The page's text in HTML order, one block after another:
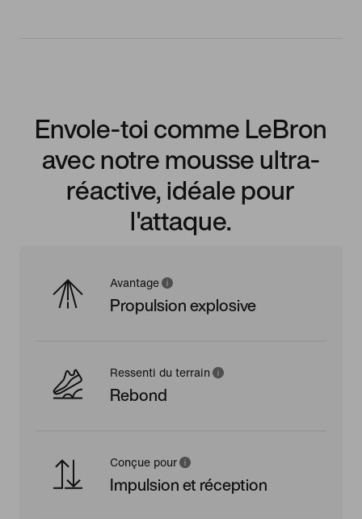
Envole-toi comme LeBron
avec notre mousse ultra-
réactive, idéale pour
l'attaque.
Avantage
Propulsion explosive
Ressenti du terrain
Rebond
Conçue pour
Impulsion et réception